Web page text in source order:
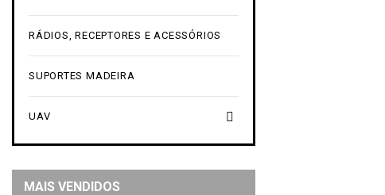
RÁDIOS, RECEPTORES E ACESSÓRIOS
SUPORTES MADEIRA

UAV
MAIS VENDIDOS